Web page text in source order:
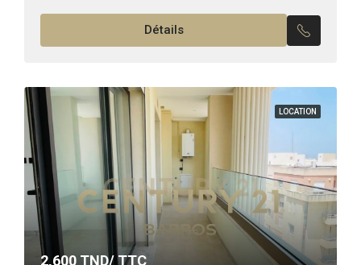
Superficie : 190 m² Il se compose de : –...
Détails
LOCATION
2,600 TND/ TTC